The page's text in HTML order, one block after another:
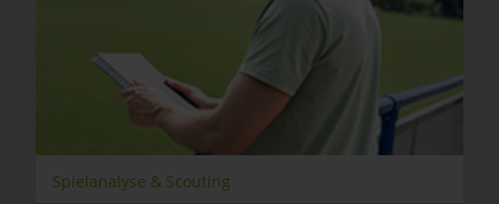
Spielanalyse & Scouting